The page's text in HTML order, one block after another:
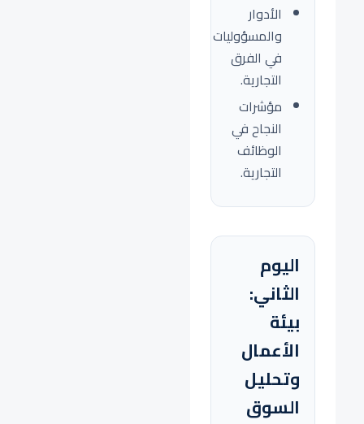
الأدوار
والمسؤوليات
في الفرق
التجارية.
مؤشرات
النجاح في
الوظائف
التجارية.
اليوم
الثاني:
بيئة
الأعمال
وتحليل
السوق